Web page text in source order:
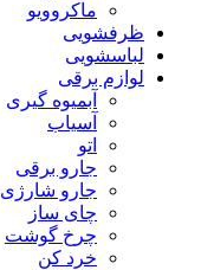
ماکروویو
ظرفشویی
لباسشویی
لوازم برقی
آبمیوه گیری
آسیاب
اتو
جارو برقی
جارو شارژی
چای ساز
چرخ گوشت
خرد کن